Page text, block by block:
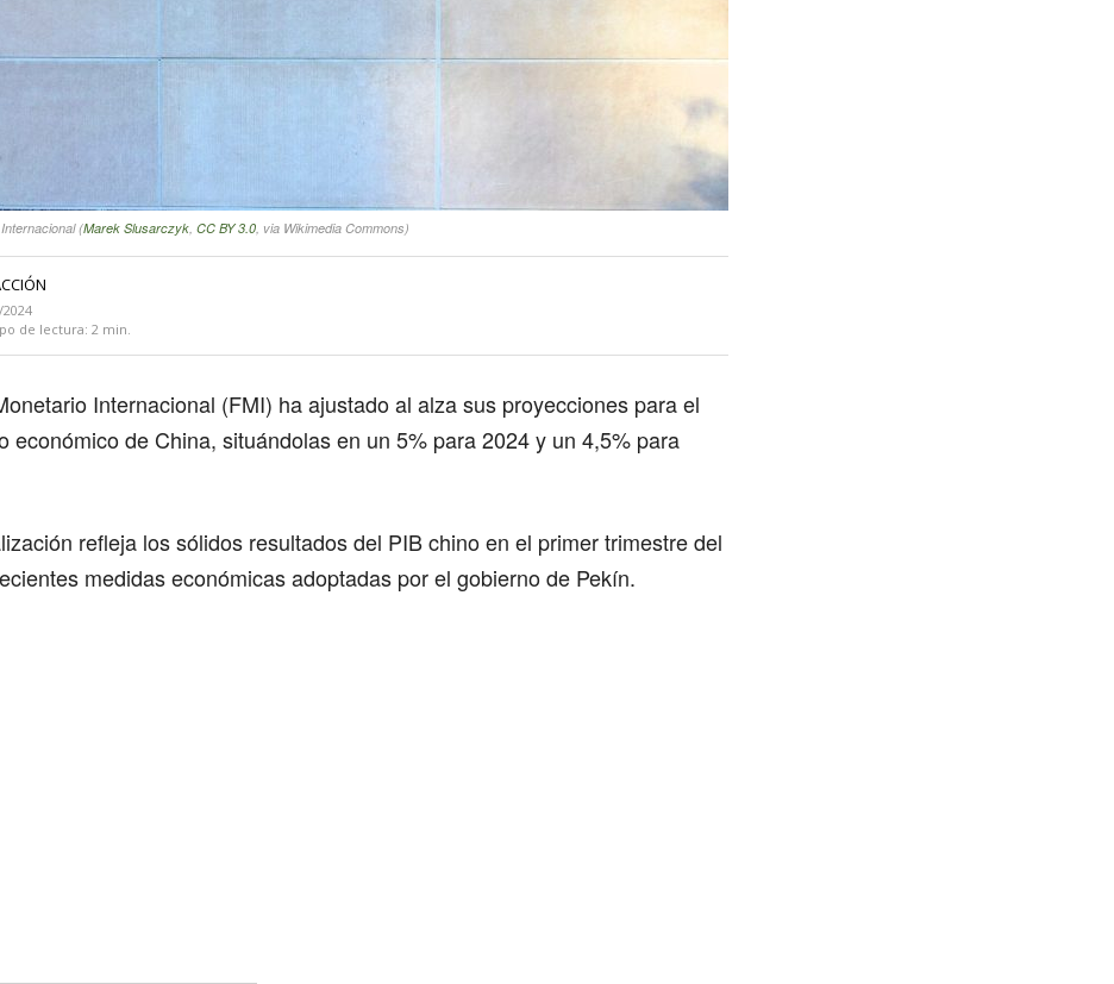
(Marek Slusarczyk, CC BY 3.0, via Wikimedia Commons)
de lectura: 2 min.
Internacional (FMI) ha ajustado al alza sus proyecciones para el
económico de China, situándolas en un 5% para 2024 y un 4,5% para
refleja los sólidos resultados del PIB chino en el primer trimestre del
medidas económicas adoptadas por el gobierno de Pekín.